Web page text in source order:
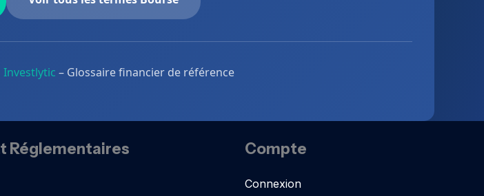
Investlytic – Glossaire financier de référence
Réglementaires Compte
Connexion